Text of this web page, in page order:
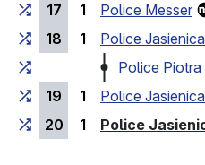
17
1
Police Messer
18
1
Police
Police Piotra
19
1
Police Jasienica
20
1 Police